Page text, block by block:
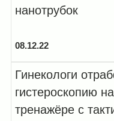
нанотрубок
08.12.22
Гинекологи
гистероскопию
тренажёре с